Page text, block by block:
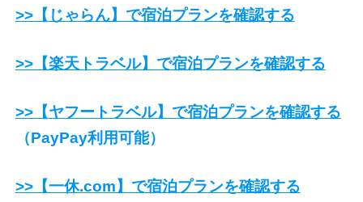
>>【じゃらん】で宿泊プランを確認する
>>【楽天トラベル】で宿泊プランを確認する
>>【ヤフートラベル】で宿泊プランを確認する
（PayPay利用可能）
>>【一休.com】で宿泊プランを確認する